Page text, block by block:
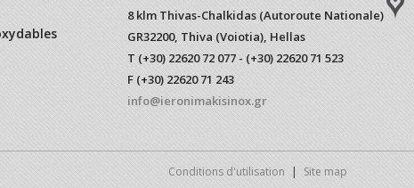
8 klm Thivas-Chalkidas (Autoroute Nationale)
GR32200, Thiva (Voiotia), Hellas
T (+30) 22620 72 077 - (+30) 22620 71 523
F (+30) 22620 71 243
info@ieronimakisinox.gr
Conditions d'utilisation | Site map